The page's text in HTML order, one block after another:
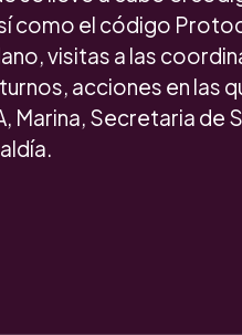
como el código
visitas a las
acciones en las
Marina, Secretaria de